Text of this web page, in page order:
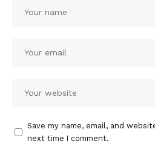
Save my name, email, and
next time I comment.